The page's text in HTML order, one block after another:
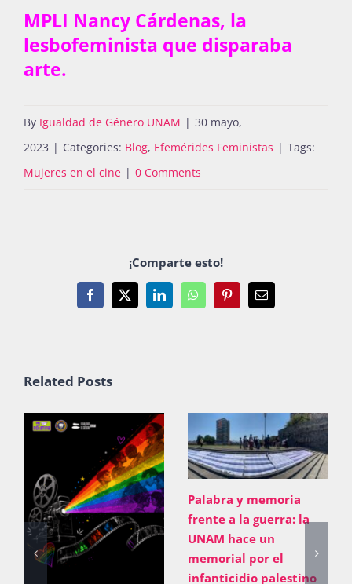
MPLI Nancy Cárdenas, la
lesbofeminista que disparaba
arte.
By Igualdad de Género UNAM | 30 mayo,
2023 | Categories: Blog, Efemérides Feministas | Tags:
Mujeres en el cine | 0 Comments
¡Comparte esto!
Facebook
X LinkedInWhatsAppPinterestEmail
Related Posts
Palabra y memoria
frente a la guerra: la
UNAM hace un
memorial por el
infanticidio palestino